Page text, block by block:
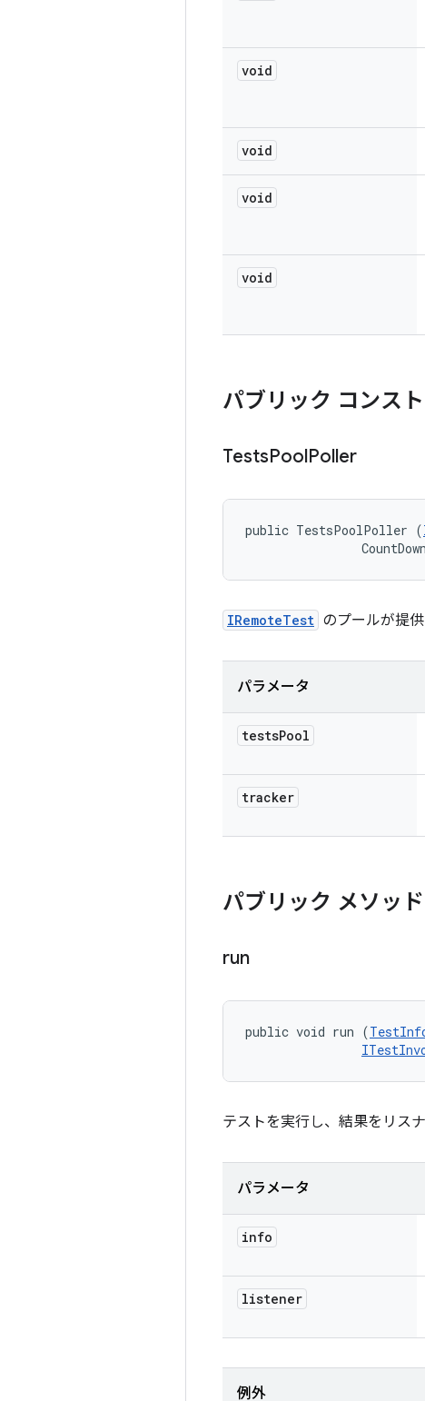
void
void
void
void
パブリック コンス
TestsPoolPoller
public TestsPoolPoller (
IRemoteTest のプールが提
パラメータ
testsPool
tracker
パブリック メソッド
run
public void run (
テストを実行し、結果をリスナ
パラメータ
info
listener
例外